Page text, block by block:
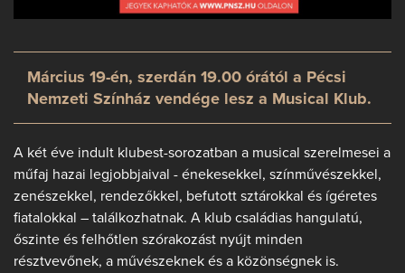
Március 19-én, szerdán 19.00 órától a Pécsi
Nemzeti Színház vendége lesz a Musical Klub.
A két éve indult klubest-sorozatban a musical szerelmesei a
műfaj hazai legjobbjaival - énekesekkel, színművészekkel,
zenészekkel, rendezőkkel, befutott sztárokkal és ígéretes
fiatalokkal – találkozhatnak. A klub családias hangulatú,
őszinte és felhőtlen szórakozást nyújt minden
résztvevőnek, a művészeknek és a közönségnek is.